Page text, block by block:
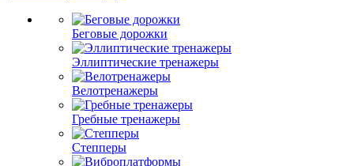
Беговые дорожки
Эллиптические тренажеры
Велотренажеры
Гребные тренажеры
Степперы